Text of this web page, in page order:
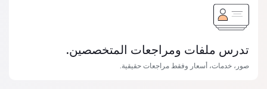
تدرس ملفات ومراجعات المتخصصين.
صور، خدمات، أسعار وفقط مراجعات حقيقية.